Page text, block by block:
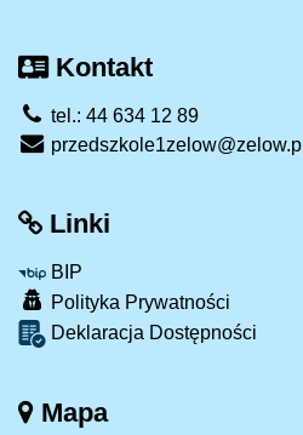
Kontakt
tel.: 44 634 12 89
przedszkole1zelow@zelow.pl
Linki
BIP
Polityka Prywatności
Deklaracja Dostępności
Mapa